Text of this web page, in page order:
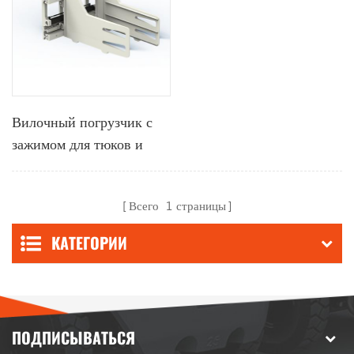
Вилочный погрузчик с
зажимом для тюков и
боковым ходом
Всего 1 страницы
КАТЕГОРИИ
ПОДПИСЫВАТЬСЯ